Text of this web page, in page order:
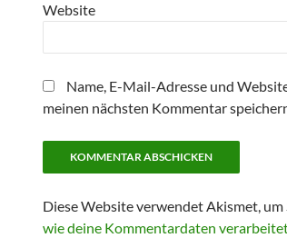
Website
Name, E-Mail-Adresse und
meinen nächsten Kommentar
Diese Website verwendet Akismet, um
wie deine Kommentardaten